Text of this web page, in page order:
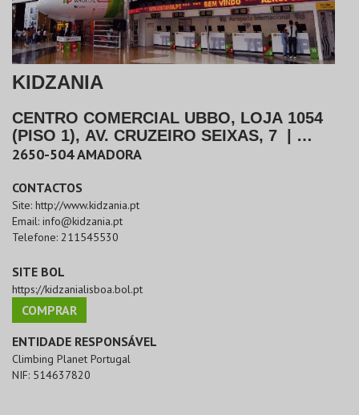
KIDZANIA
CENTRO COMERCIAL UBBO, LOJA 1054
(PISO 1), AV. CRUZEIRO SEIXAS, 7
AMADORA
2650-504AMADORA
CONTACTOS
Site: http://www.kidzania.pt
Email: info@kidzania.pt
Telefone: 211545530
SITE BOL
https://kidzanialisboa.bol.pt
COMPRAR
ENTIDADE RESPONSÁVEL
Climbing Planet Portugal
NIF: 514637820